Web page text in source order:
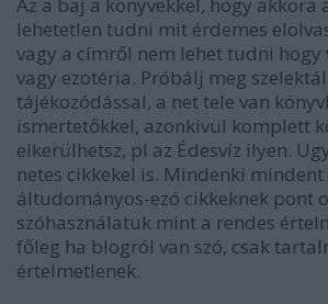
lehetetlen tudni mit érdemes
vagy a címről nem lehet tudni
vagy ezotéria. Próbálj meg
tájékozódással, a net tele van
ismertetőkkel, azonkívül komplett
elkerülhetsz, pl az Édesvíz ilyen.
netes cikkekel is. Mindenki mindent
áltudományos-ezó cikkeknek pont
szóhasználatuk mint a rendes
főleg ha blogról van szó, csak
értelmetlenek.